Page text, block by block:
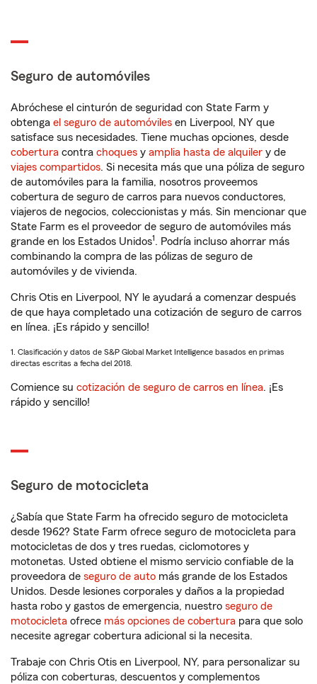
Seguro de automóviles
Abróchese el cinturón de seguridad con State Farm y
obtenga el seguro de automóviles en Liverpool, NY que
satisface sus necesidades. Tiene muchas opciones, desde
cobertura contra choques y amplia hasta de alquiler y de
viajes compartidos. Si necesita más que una póliza de seguro
de automóviles para la familia, nosotros proveemos
cobertura de seguro de carros para nuevos conductores,
viajeros de negocios, coleccionistas y más. Sin mencionar que
State Farm es el proveedor de seguro de automóviles más
grande en los Estados Unidos1 . Podría incluso ahorrar más
combinando la compra de las pólizas de seguro de
automóviles y de vivienda.
Chris Otis en Liverpool, NY le ayudará a comenzar después
de que haya completado una cotización de seguro de carros
en línea. ¡Es rápido y sencillo!
1. Clasificación y datos de S&P Global Market Intelligence basados en primas
directas escritas a fecha del 2018.
Comience su cotización de seguro de carros en línea. ¡Es
rápido y sencillo!
Seguro de motocicleta
¿Sabía que State Farm ha ofrecido seguro de motocicleta
desde 1962? State Farm ofrece seguro de motocicleta para
motocicletas de dos y tres ruedas, ciclomotores y
motonetas. Usted obtiene el mismo servicio confiable de la
proveedora de seguro de auto más grande de los Estados
Unidos. Desde lesiones corporales y daños a la propiedad
hasta robo y gastos de emergencia, nuestro seguro de
motocicleta ofrece más opciones de cobertura para que solo
necesite agregar cobertura adicional si la necesita.
Trabaje con Chris Otis en Liverpool, NY, para personalizar su
póliza con coberturas, descuentos y complementos